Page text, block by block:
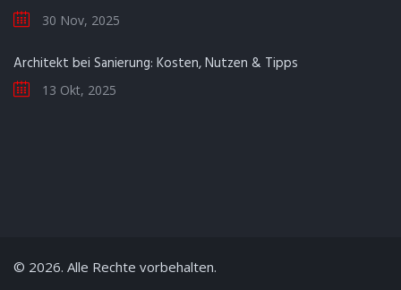
30 Nov, 2025
Architekt bei Sanierung: Kosten, Nutzen & Tipps
13 Okt, 2025
© 2026. Alle Rechte vorbehalten.